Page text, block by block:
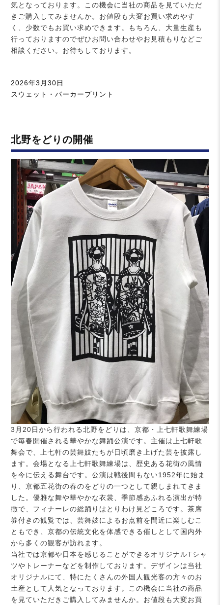
気となっております。この機会に当社の商品を見ていただ
きご購入してみませんか。お値段も大変お買い求めやす
く、少数でもお買い求めできます。もちろん、大量生産も
行っておりますのでぜひお問い合わせやお見積もりなどご
相談ください。お待ちしております。
投
稿
2026年3月30日
カ
ー
スウェット・パーカープリント
北野をどりの開催
3月20日から行われる北野をどりは、京都・上七軒歌舞練場
で毎春開催される華やかな舞踊公演です。主催は上七軒歌
舞会で、上七軒の芸舞妓たちが日頃磨き上げた芸を披露し
ます。会場となる上七軒歌舞練場は、歴史ある花街の風情
を今に伝える舞台です。公演は戦後間もない1952年に始ま
り、京都五花街の春のをどりの一つとして親しまれてきま
した。優雅な舞や華やかな衣裳、季節感あふれる演出が特
徴で、フィナーレの総踊りはとりわけ見どころです。茶席
券付きの観覧では、芸舞妓によるお点前を間近に楽しむこ
ともでき、京都の伝統文化を体感できる催しとして国内外
から多くの観客が訪れます。
当社では京都や日本を感じることができるオリジナルTシャ
ツやトレーナーなどを制作しております。デザインは当社
オリジナルにて、特にたくさんの外国人観光客の方々のお
土産として人気となっております。この機会に当社の商品
を見ていただきご購入してみませんか。お値段も大変お買